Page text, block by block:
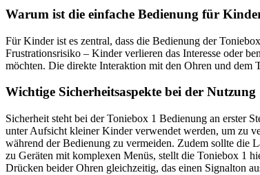
Warum ist die einfache Bedienung für
Für Kinder ist es zentral, dass die Bedienung der
Frustrationsrisiko – Kinder verlieren das Interesse oder
möchten. Die direkte Interaktion mit den Ohren und
Wichtige Sicherheitsaspekte bei der Nutzung
Sicherheit steht bei der Toniebox 1 Bedienung an erster
unter Aufsicht kleiner Kinder verwendet werden, um zu
während der Bedienung zu vermeiden. Zudem sollte die
zu Geräten mit komplexen Menüs, stellt die Toniebox 1
Drücken beider Ohren gleichzeitig, das einen Signalton